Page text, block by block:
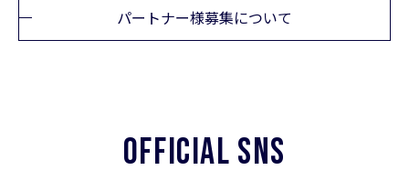
パートナー様募集について
OFFICIAL SNS